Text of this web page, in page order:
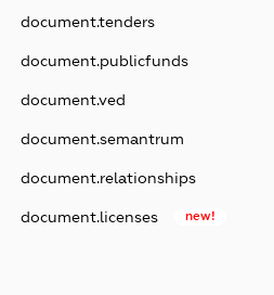
document.tenders
document.publicfunds
document.ved
document.semantrum
document.relationships
document.licenses new!